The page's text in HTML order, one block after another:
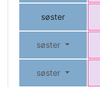
søster
søster
søster